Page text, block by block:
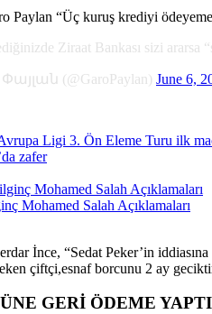
“Üç kuruş krediyi
Ziraat Bankası sizi ararsa
(@GaroPaylan) June 6,
zafer
Mohamed Salah Açıklamaları
İnce, “Sedat Peker’in
çiftçi,esnaf borcunu 2 ay
GERİ ÖDEME